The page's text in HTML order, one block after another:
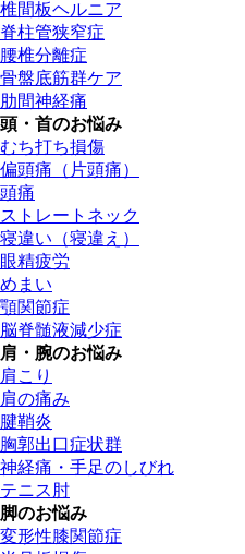
椎間板ヘルニア
脊柱管狭窄症
腰椎分離症
骨盤底筋群ケア
肋間神経痛
頭・首のお悩み
むち打ち損傷
偏頭痛（片頭痛）
頭痛
ストレートネック
寝違い（寝違え）
眼精疲労
めまい
顎関節症
脳脊髄液減少症
肩・腕のお悩み
肩こり
肩の痛み
腱鞘炎
胸郭出口症状群
神経痛・手足のしびれ
テニス肘
脚のお悩み
変形性膝関節症